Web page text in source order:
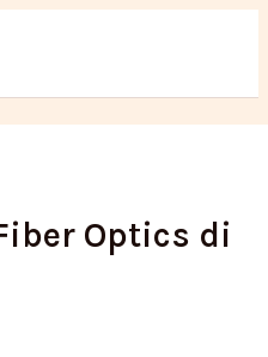
Optics di